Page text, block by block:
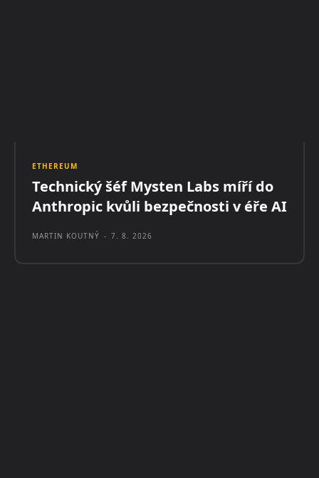
ETHEREUM
Technický šéf Mysten Labs míří do
Anthropic kvůli bezpečnosti v éře AI
MARTIN KOUTNÝ - 7. 8. 2026